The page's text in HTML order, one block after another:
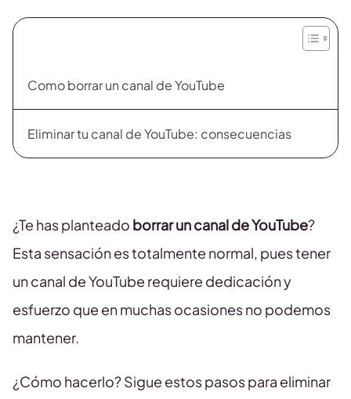
Como borrar un canal de YouTube
Eliminar tu canal de YouTube: consecuencias
¿Te has planteado borrar un canal de YouTube?
Esta sensación es totalmente normal, pues tener
un canal de YouTube requiere dedicación y
esfuerzo que en muchas ocasiones no podemos
mantener.
¿Cómo hacerlo? Sigue estos pasos para eliminar